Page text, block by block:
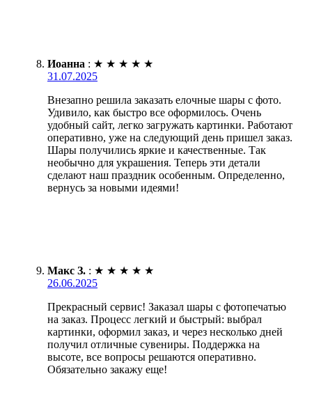
Иоанна : ★ ★ ★ ★ ★
31.07.2025
Внезапно решила заказать елочные шары с фото.
Удивило, как быстро все оформилось. Очень
удобный сайт, легко загружать картинки. Работают
оперативно, уже на следующий день пришел заказ.
Шары получились яркие и качественные. Так
необычно для украшения. Теперь эти детали
сделают наш праздник особенным. Определенно,
вернусь за новыми идеями!
Макс З. : ★ ★ ★ ★ ★
26.06.2025
Прекрасный сервис! Заказал шары с фотопечатью
на заказ. Процесс легкий и быстрый: выбрал
картинки, оформил заказ, и через несколько дней
получил отличные сувениры. Поддержка на
высоте, все вопросы решаются оперативно.
Обязательно закажу еще!